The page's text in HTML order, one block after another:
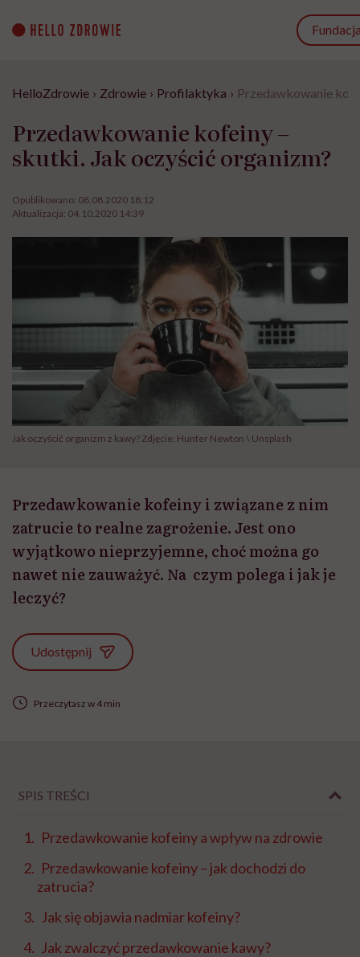
content
HelloZdrowie › Zdrowie › Profilaktyka › Przedawkowanie
Przedawkowanie kofeiny –
skutki. Jak oczyścić organizm?
Opublikowano: 08.08.2020 18:12
Aktualizacja: 04.10.2020 14:39
Jak oczyścić organizm z kawy? Zdjęcie: Hunter Newton \ Unsplash
Przedawkowanie kofeiny i związane z nim
zatrucie to realne zagrożenie. Jest ono
wyjątkowo nieprzyjemne, choć można go
nawet nie zauważyć. Na czym polega i jak je
leczyć?
Udostępnij
Przeczytasz w 4 min
SPIS TREŚCI
Przedawkowanie kofeiny a wpływ na zdrowie
Przedawkowanie kofeiny – jak dochodzi do
zatrucia?
Jak się objawia nadmiar kofeiny?
Jak zwalczyć przedawkowanie kawy?